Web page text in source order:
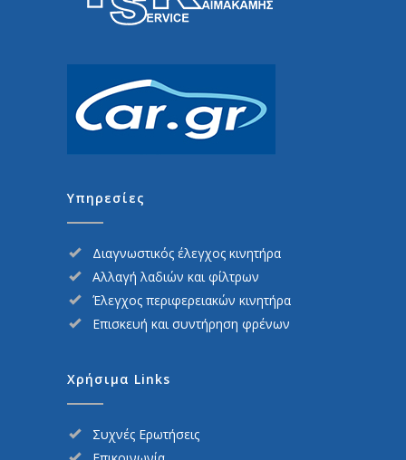
Υπηρεσίες
Διαγνωστικός έλεγχος κινητήρα
Αλλαγή λαδιών και φίλτρων
Έλεγχος περιφερειακών κινητήρα
Επισκευή και συντήρηση φρένων
Χρήσιμα Links
Συχνές Ερωτήσεις